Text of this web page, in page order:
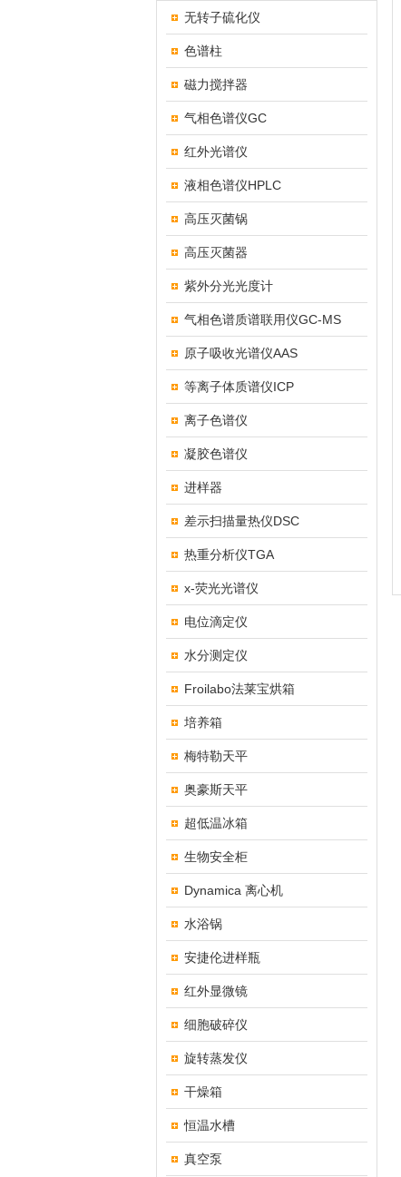
无转子硫化仪
色谱柱
磁力搅拌器
气相色谱仪GC
红外光谱仪
液相色谱仪HPLC
高压灭菌锅
高压灭菌器
紫外分光光度计
气相色谱质谱联用仪GC-MS
原子吸收光谱仪AAS
等离子体质谱仪ICP
离子色谱仪
凝胶色谱仪
进样器
差示扫描量热仪DSC
热重分析仪TGA
x-荧光光谱仪
电位滴定仪
水分测定仪
Froilabo法莱宝烘箱
培养箱
梅特勒天平
奥豪斯天平
超低温冰箱
生物安全柜
Dynamica 离心机
水浴锅
安捷伦进样瓶
红外显微镜
细胞破碎仪
旋转蒸发仪
干燥箱
恒温水槽
真空泵